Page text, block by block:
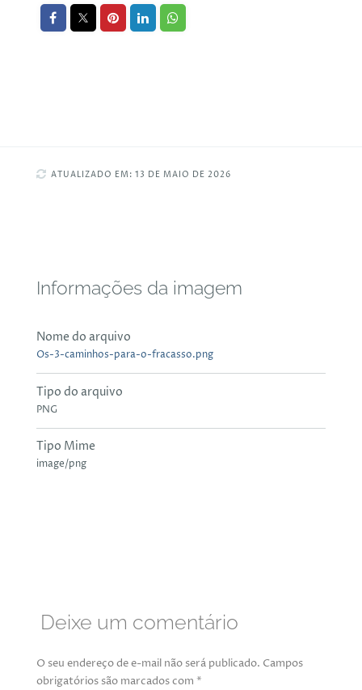
ATUALIZADO EM: 13 DE MAIO DE 2026
Informações da imagem
Nome do arquivo
Os-3-caminhos-para-o-fracasso.png
Tipo do arquivo
PNG
Tipo Mime
image/png
Deixe um comentário
O seu endereço de e-mail não será publicado. Campos
obrigatórios são marcados com *